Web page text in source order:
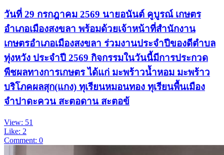
วันที่ 29 กรกฎาคม 2569 นายอนันต์ คูบูรณ์ เกษตร
อำเภอเมืองสงขลา พร้อมด้วยเจ้าหน้าที่สำนักงาน
เกษตรอำเภอเมืองสงขลา ร่วมงานประจำปีของดีตำบล
ทุ่งหวัง ประจำปี 2569 กิจกรรมในวันนี้มีการประกวด
พืชผลทางการเกษตร ได้แก่ มะพร้าวน้ำหอม มะพร้าว
บริโภคผลสุก(แกง) ทุเรียนหมอนทอง ทุเรียนพื้นเมือง
จำปาดะควน สะตอดาน สะตอข้
View: 51
Like: 2
Comment: 0